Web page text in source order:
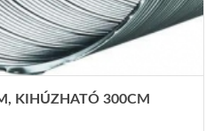
KIHÚZHATÓ 300CM